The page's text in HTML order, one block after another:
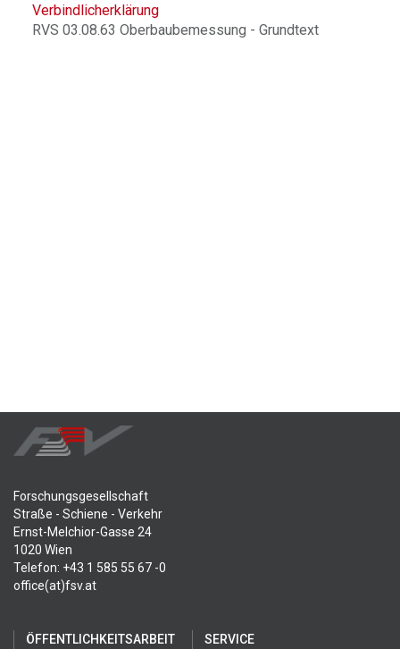
Verbindlicherklärung
RVS 03.08.63 Oberbaubemessung - Grundtext
Forschungsgesellschaft
Straße - Schiene - Verkehr
Ernst-Melchior-Gasse 24
1020 Wien
Telefon: +43 1 585 55 67 -0
office(at)fsv.at
ÖFFENTLICHKEITSARBEIT SERVICE